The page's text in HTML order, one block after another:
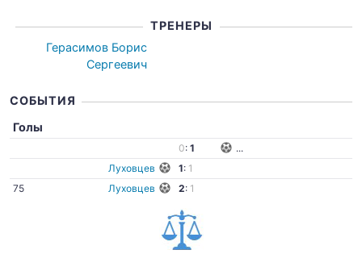
ТРЕНЕРЫ
Герасимов Борис
Сергеевич
СОБЫТИЯ
Голы
0: 1
...
Луховцев
1: 1
75
Луховцев 2: 1